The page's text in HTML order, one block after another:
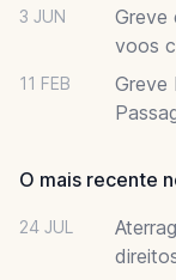
3 JUN
Greve
voos
11 FEB
Greve
O mais recente
24 JUL